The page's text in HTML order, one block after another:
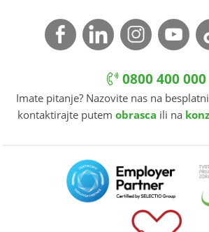
0800 400 000
Imate pitanje? Nazovite nas na
kontaktirajte putem obrasca ili na